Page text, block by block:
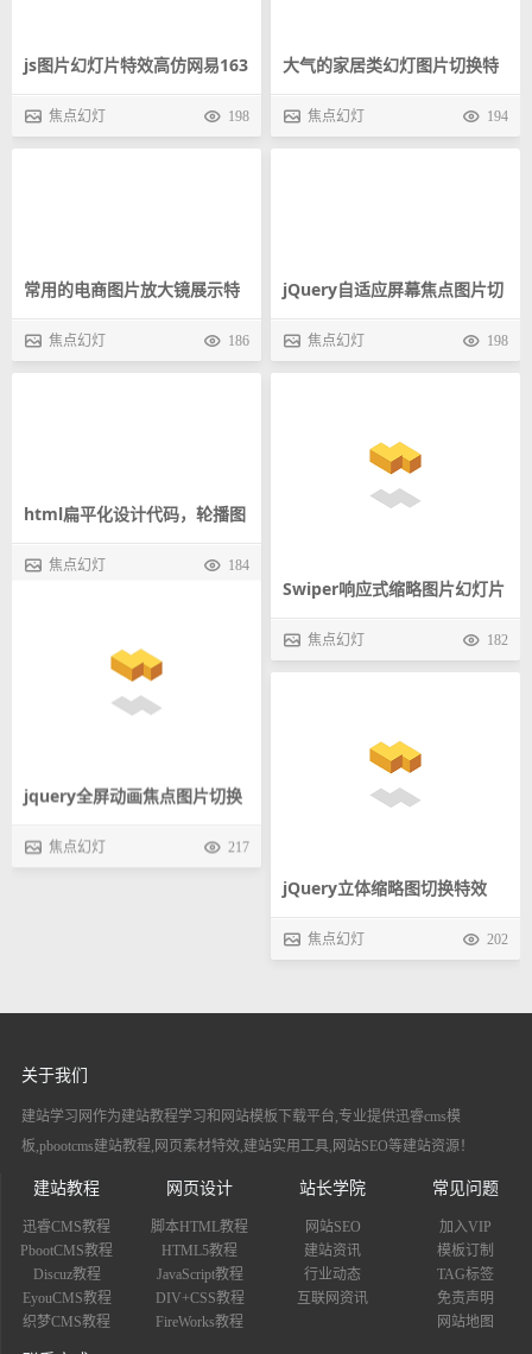
js图片幻灯片特效高仿网易163
幻灯片图片切换
焦点幻灯 198
大气的家居类幻灯图片切换特
效 焦点幻灯 194
常用的电商图片放大镜展示特
效 焦点幻灯 186
jQuery自适应屏幕焦点图片切
换特效焦点幻灯 198
html扁平化设计代码，轮播图
效果代码
焦点幻灯 184
Swiper响应式缩略图片幻灯片
jquery全屏动画焦点图片切换
文字和图片结合切换简单大气
jQuery立体缩略图切换特效
焦点幻灯 202
板,pbootcms建站教程,网页素材特效,建站实用工具,网站SEO等建站资源！
建站教程
迅睿CMS教程
Discuz教程
EyouCMS教程
织梦CMS教程
网页设计
脚本HTML教程
JavaScript教程
DIV+CSS教程
FireWorks教程
站长学院
网站SEO
行业动态
互联网资讯
常见问题
加入VIP
TAG标签
免责声明
网站地图
联系方式
技术交流QQ群：777378542